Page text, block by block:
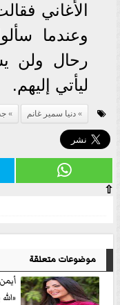
الأغاني
وعندما
رحال ولن
ليأتي إليهم.
دنيا سمير غانم
⇧
موضوعات متعلقة